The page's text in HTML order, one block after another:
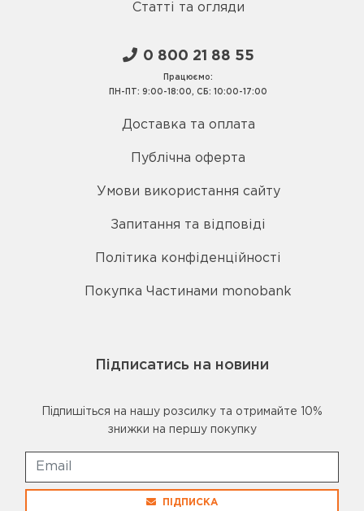
Статті та огляди
0 800 21 88 55
Працюємо:
ПН-ПТ: 9:00-18:00, СБ: 10:00-17:00
Доставка та оплата
Публічна оферта
Умови використання сайту
Запитання та відповіді
Політика конфіденційності
Покупка Частинами monobank
Підписатись на новини
Підпишіться на нашу розсилку та отримайте 10%
знижки на першу покупку
ПІДПИСКА